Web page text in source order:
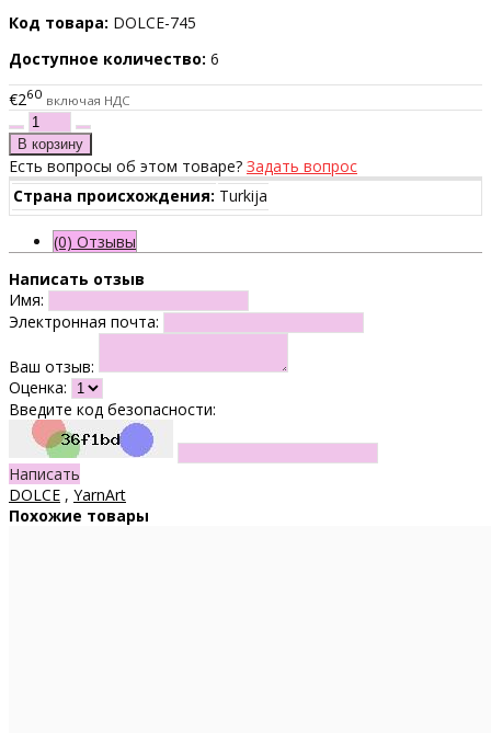
Код товара: DOLCE-745
Доступное количество: 6
€260 включая НДС
Есть вопросы об этом товаре? Задать вопрос
Страна происхождения: Turkija
(0) Отзывы
Написать отзыв
Имя:
Электронная почта:
Ваш отзыв:
Оценка:
Введите код безопасности:
Написать
DOLCE , YarnArt
Похожие товары